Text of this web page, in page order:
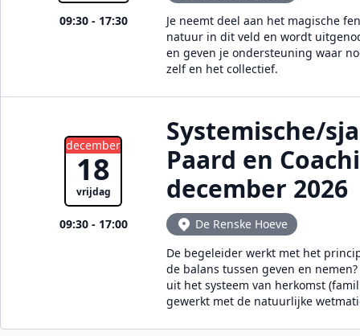
09:30 - 17:30
Je neemt deel aan het magische
natuur in dit veld en wordt
en geven je ondersteuning waar
zelf en het collectief.
december
18
vrijdag
09:30 - 17:00
Systemische/
Paard en
december 2026
De Renske Hoeve
De begeleider werkt met het
de balans tussen geven en
uit het systeem van herkomst
gewerkt met de natuurlijke